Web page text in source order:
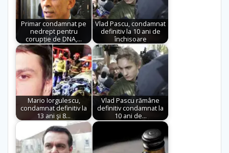
Primar condamnat pe
nedrept pentru
corupție de DNA,…
Vlad Pascu, condamnat
definitiv la 10 ani de
închisoare
Mario Iorgulescu,
condamnat definitiv la
13 ani şi 8…
Vlad Pascu rămâne
definitiv condamnat la
10 ani de…